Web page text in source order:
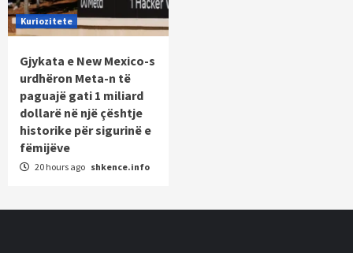
Kuriozitete
Gjykata e New Mexico-s
urdhëron Meta-n të
paguajë gati 1 miliard
dollarë në një çështje
historike për sigurinë e
fëmijëve
20 hours ago shkence.info